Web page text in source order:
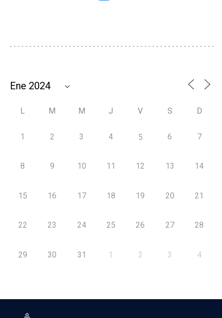
L M M J V S D
1 2 3 4 5 6 7
8 9 10 11 12 13 14
15 16 17 18 19 20 21
22 23 24 25 26 27 28
29 30 31 1 2 3 4